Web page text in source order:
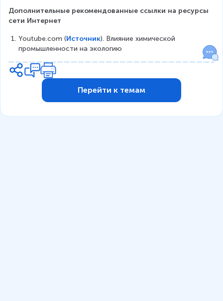
Дополнительные рекомендованные ссылки на ресурсы
сети Интернет
Youtube.com (Источник). Влияние химической
промышленности на экологию
Перейти к темам